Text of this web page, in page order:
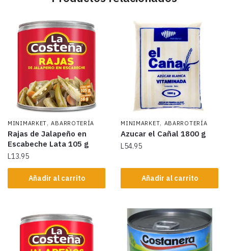
MINIMARKET,ABARROTERÍA
Rajas de Jalapeño en
Escabeche Lata 105 g
L13.95
Añadir al carrito
MINIMARKET, ABARROTERÍA
Azucar el Cañal 1800 g
L54.95
Añadir al carrito